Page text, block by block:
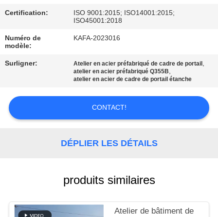
VISITE
L'USINE
CONTRÔLE
QUALITÉ
NOUS
CONTACTER
CAS
Certification:
ISO 9001:2015; ISO14001:2015;
ISO45001:2018
Numéro de
modèle:
KAFA-2023016
Surligner: Atelier en acier préfabriqué de cadre de portail ,
atelier en acier préfabriqué Q355B,
atelier en acier de cadre de portail étanche
CONTACT!
DÉPLIER LES DÉTAILS
produits similaires
Atelier de bâtiment de